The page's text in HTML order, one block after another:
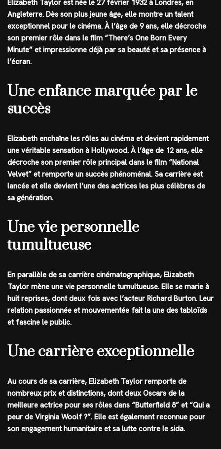
Elizabeth Taylor est née le 27 février 1932 à Londres, en
Angleterre. Dès son plus jeune âge, elle montre un talent
exceptionnel pour le cinéma. À l’âge de 9 ans, elle décroche
son premier rôle dans le film “There’s One Born Every
Minute” et impressionne déjà par sa beauté et sa présence à
l’écran.
Une enfance marquée par le
succès
Elizabeth enchaîne les rôles au cinéma et devient rapidement
une véritable sensation à Hollywood. À l’âge de 12 ans, elle
décroche son premier rôle principal dans le film “National
Velvet” et remporte un succès phénoménal. Sa carrière est
lancée et elle devient l’une des actrices les plus célèbres de
sa génération.
Une vie personnelle
tumultueuse
En parallèle de sa carrière cinématographique, Elizabeth
Taylor mène une vie personnelle tumultueuse. Elle se marie à
huit reprises, dont deux fois avec l’acteur Richard Burton. Leur
relation passionnée et mouvementée fait la une des tabloïds
et fascine le public.
Une carrière exceptionnelle
Au cours de sa carrière, Elizabeth Taylor remporte de
nombreux prix et distinctions, dont deux Oscars de la
meilleure actrice pour ses rôles dans “Butterfield 8” et “Qui a
peur de Virginia Woolf ?”. Elle est également reconnue pour
son engagement humanitaire et sa lutte contre le sida.